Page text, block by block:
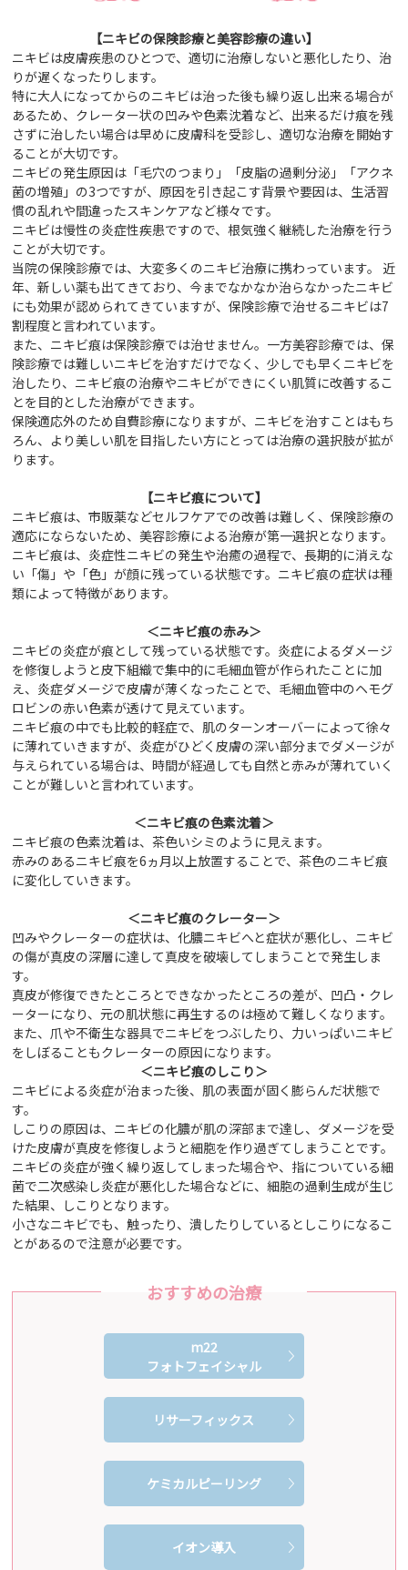
【ニキビの保険診療と美容診療の違い】
ニキビは皮膚疾患のひとつで、適切に治療しないと悪化したり、治
りが遅くなったりします。
特に大人になってからのニキビは治った後も繰り返し出来る場合が
あるため、クレーター状の凹みや色素沈着など、出来るだけ痕を残
さずに治したい場合は早めに皮膚科を受診し、適切な治療を開始す
ることが大切です。
ニキビの発生原因は「毛穴のつまり」「皮脂の過剰分泌」「アクネ
菌の増殖」の3つですが、原因を引き起こす背景や要因は、生活習
慣の乱れや間違ったスキンケアなど様々です。
ニキビは慢性の炎症性疾患ですので、根気強く継続した治療を行う
ことが大切です。
当院の保険診療では、大変多くのニキビ治療に携わっています。 近
年、新しい薬も出てきており、今までなかなか治らなかったニキビ
にも効果が認められてきていますが、保険診療で治せるニキビは7
割程度と言われています。
また、ニキビ痕は保険診療では治せません。一方美容診療では、保
険診療では難しいニキビを治すだけでなく、少しでも早くニキビを
治したり、ニキビ痕の治療やニキビができにくい肌質に改善するこ
とを目的とした治療ができます。
保険適応外のため自費診療になりますが、ニキビを治すことはもち
ろん、より美しい肌を目指したい方にとっては治療の選択肢が拡が
ります。
【ニキビ痕について】
ニキビ痕は、市販薬などセルフケアでの改善は難しく、保険診療の
適応にならないため、美容診療による治療が第一選択となります。
ニキビ痕は、炎症性ニキビの発生や治癒の過程で、長期的に消えな
い「傷」や「色」が顔に残っている状態です。ニキビ痕の症状は種
類によって特徴があります。
＜ニキビ痕の赤み＞
ニキビの炎症が痕として残っている状態です。炎症によるダメージ
を修復しようと皮下組織で集中的に毛細血管が作られたことに加
え、炎症ダメージで皮膚が薄くなったことで、毛細血管中のヘモグ
ロビンの赤い色素が透けて見えています。
ニキビ痕の中でも比較的軽症で、肌のターンオーバーによって徐々
に薄れていきますが、炎症がひどく皮膚の深い部分までダメージが
与えられている場合は、時間が経過しても自然と赤みが薄れていく
ことが難しいと言われています。
＜ニキビ痕の色素沈着＞
ニキビ痕の色素沈着は、茶色いシミのように見えます。
赤みのあるニキビ痕を6ヵ月以上放置することで、茶色のニキビ痕
に変化していきます。
＜ニキビ痕のクレーター＞
凹みやクレーターの症状は、化膿ニキビへと症状が悪化し、ニキビ
の傷が真皮の深層に達して真皮を破壊してしまうことで発生しま
す。
真皮が修復できたところとできなかったところの差が、凹凸・クレ
ーターになり、元の肌状態に再生するのは極めて難しくなります。
また、爪や不衛生な器具でニキビをつぶしたり、力いっぱいニキビ
をしぼることもクレーターの原因になります。
＜ニキビ痕のしこり＞
ニキビによる炎症が治まった後、肌の表面が固く膨らんだ状態で
す。
しこりの原因は、ニキビの化膿が肌の深部まで達し、ダメージを受
けた皮膚が真皮を修復しようと細胞を作り過ぎてしまうことです。
ニキビの炎症が強く繰り返してしまった場合や、指についている細
菌で二次感染し炎症が悪化した場合などに、細胞の過剰生成が生じ
た結果、しこりとなります。
小さなニキビでも、触ったり、潰したりしているとしこりになるこ
とがあるので注意が必要です。
おすすめの治療
m22
フォトフェイシャル
リサーフィックス
ケミカルピーリング
イオン導入